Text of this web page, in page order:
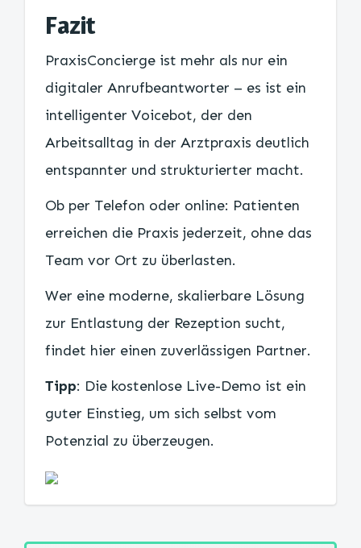
Fazit
PraxisConcierge ist mehr als nur ein
digitaler Anrufbeantworter – es ist ein
intelligenter Voicebot, der den
Arbeitsalltag in der Arztpraxis deutlich
entspannter und strukturierter macht.
Ob per Telefon oder online: Patienten
erreichen die Praxis jederzeit, ohne das
Team vor Ort zu überlasten.
Wer eine moderne, skalierbare Lösung
zur Entlastung der Rezeption sucht,
findet hier einen zuverlässigen Partner.
Tipp: Die kostenlose Live-Demo ist ein
guter Einstieg, um sich selbst vom
Potenzial zu überzeugen.